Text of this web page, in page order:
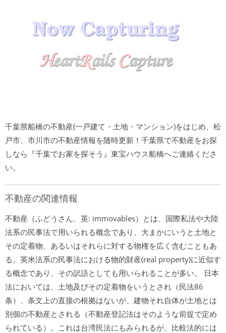
千葉県船橋の不動産(一戸建て・土地・マンション)をはじめ、松
戸市、市川市の不動産情報を随時更新！千葉県で不動産をお探
しなら『千葉でお家を探そう』東宝ハウス船橋へご連絡くださ
い。
不動産の関連情報
不動産（ふどうさん、英: immovables）とは、国際私法や大陸
法系の民事法で用いられる概念であり、大まかにいうと土地と
その定着物、あるいはそれらに対する物権を広く含むこともあ
る。英米法系の民事法における物的財産(real property)に近似す
る概念であり、その訳語としても用いられることが多い。 日本
法においては、土地及びその定着物をいうとされ（民法86
条）、条文上の直接の根拠はないが、建物それ自体が土地とは
別個の不動産とされる（不動産登記法はそのような前提で定め
られている）。これは台湾民法にもみられるが、比較法的には